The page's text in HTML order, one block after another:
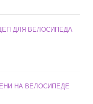
ДЛЯ ВЕЛОСИПЕДА
НА ВЕЛОСИПЕДЕ